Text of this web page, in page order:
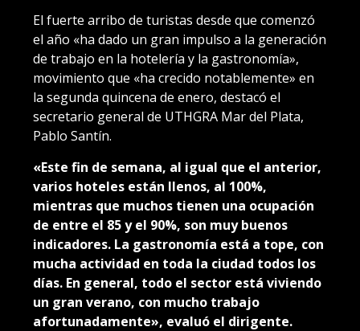
El fuerte arribo de turistas desde que comenzó
el año «ha dado un gran impulso a la generación
de trabajo en la hotelería y la gastronomía»,
movimiento que «ha crecido notablemente» en
la segunda quincena de enero, destacó el
secretario general de UTHGRA Mar del Plata,
Pablo Santín.
«Este fin de semana, al igual que el anterior,
varios hoteles están llenos, al 100%,
mientras que muchos tienen una ocupación
de entre el 85 y el 90%, son muy buenos
indicadores. La gastronomía está a tope, con
mucha actividad en toda la ciudad todos los
días. En general, todo el sector está viviendo
un gran verano, con mucho trabajo
afortunadamente», evaluó el dirigente.